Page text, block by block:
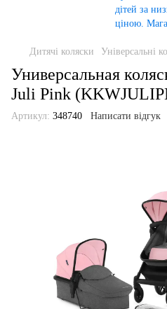
Дитячі коляски Універсальні
Универсальная
Juli Pink
Артикул: 348740 Написати відгук